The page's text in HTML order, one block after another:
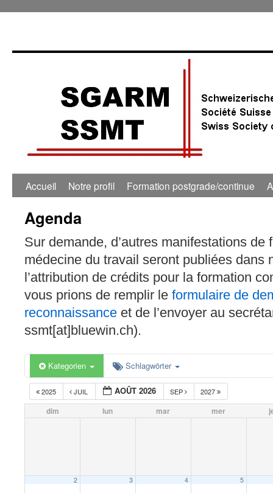
Accueil Notre profil Formation postgrade/continue
Agenda
Sur demande, d’autres manifestations de
médecine du travail seront publiées dans
l’attribution de crédits pour la formation
vous prions de remplir le formulaire de
reconnaissance et de l’envoyer au
ssmt[at]bluewin.ch).
Kategorien Schlagwörter
2025 JUIL AOÛT 2026 SEP 2027
dim lun mar mer
2 3 4 5